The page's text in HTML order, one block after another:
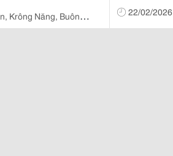
Krông Năng, Buôn
22/02/2026